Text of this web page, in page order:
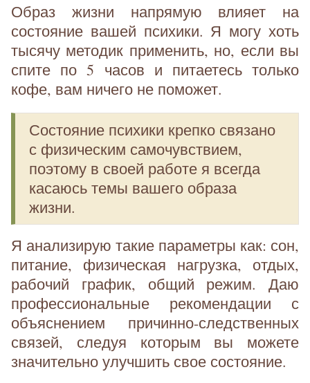
Образ жизни напрямую влияет на
состояние вашей психики. Я могу хоть
тысячу методик применить, но, если вы
спите по 5 часов и питаетесь только
кофе, вам ничего не поможет.
Состояние психики крепко связано
с физическим самочувствием,
поэтому в своей работе я всегда
касаюсь темы вашего образа
жизни.
Я анализирую такие параметры как: сон,
питание, физическая нагрузка, отдых,
рабочий график, общий режим. Даю
профессиональные рекомендации с
объяснением причинно-следственных
связей, следуя которым вы можете
значительно улучшить свое состояние.